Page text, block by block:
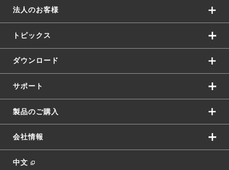
法人のお客様
トピックス
ダウンロード
サポート
製品のご購入
会社情報
中文